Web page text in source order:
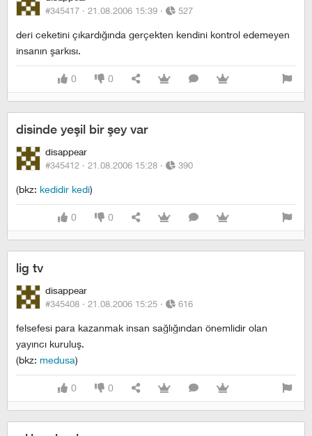
#345417 · 21.08.2006 15:39 · 527
deri ceketini çıkardığında gerçekten kendini kontrol edemeyen
insanın şarkısı.
0 0
disinde yeşil bir şey var
disappear
#345412 · 21.08.2006 15:28 · 390
(bkz: kedidir kedi)
0 0
lig tv
disappear
#345408 · 21.08.2006 15:25 · 616
felsefesi para kazanmak insan sağlığından önemlidir olan
yayıncı kuruluş.
(bkz: medusa)
0 0